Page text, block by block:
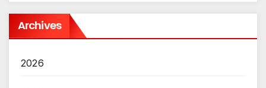
Archives
2026